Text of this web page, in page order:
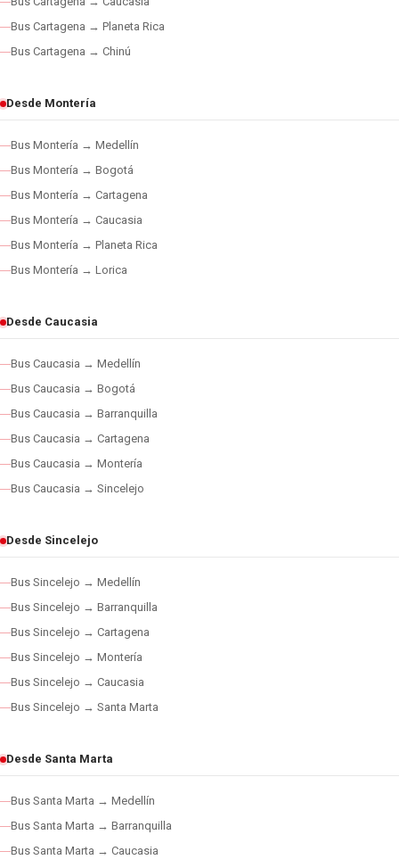
Bus Cartagena → Planeta Rica
Bus Cartagena → Chinú
Desde Montería
Bus Montería → Medellín
Bus Montería → Bogotá
Bus Montería → Cartagena
Bus Montería → Caucasia
Bus Montería → Planeta Rica
Bus Montería → Lorica
Desde Caucasia
Bus Caucasia → Medellín
Bus Caucasia → Bogotá
Bus Caucasia → Barranquilla
Bus Caucasia → Cartagena
Bus Caucasia → Montería
Bus Caucasia → Sincelejo
Desde Sincelejo
Bus Sincelejo → Medellín
Bus Sincelejo → Barranquilla
Bus Sincelejo → Cartagena
Bus Sincelejo → Montería
Bus Sincelejo → Caucasia
Bus Sincelejo → Santa Marta
Desde Santa Marta
Bus Santa Marta → Medellín
Bus Santa Marta → Barranquilla
Bus Santa Marta → Caucasia